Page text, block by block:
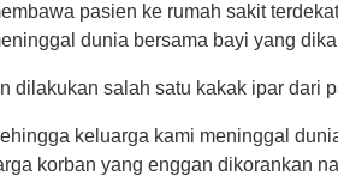
pasien ke rumah sakit
dunia bersama bayi yang
dilakukan salah satu kakak ipar dari
keluarga kami meninggal
korban yang enggan dikorankan